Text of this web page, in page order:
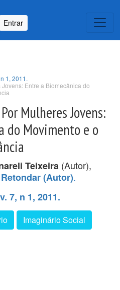
Entrar
1, 2011.
Entre a Biomecânica do
Mulheres Jovens:
do Movimento e o
Teixeira (Autor),
(Autor).
7, n 1, 2011.
Imaginário Social